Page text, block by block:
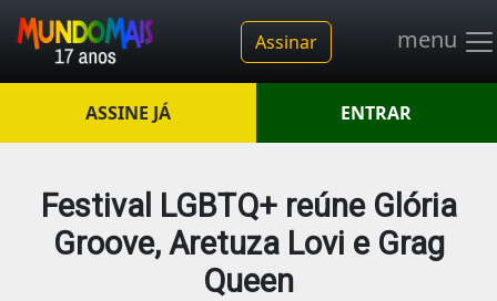
Assinar menu
ASSINE JÁ ENTRAR
Festival LGBTQ+ reúne Glória
Groove, Aretuza Lovi e Grag
Queen